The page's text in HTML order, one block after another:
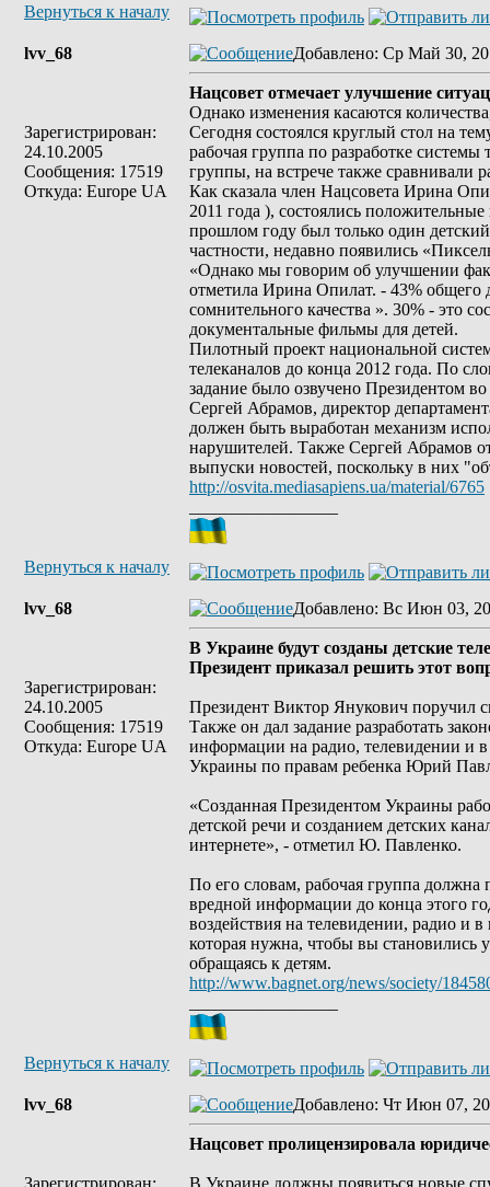
Вернуться к началу
lvv_68
Зарегистрирован:
24.10.2005
Сообщения: 17519
Откуда: Europe UA
Добавлено: Ср Май 30,
Нацсовет отмечает улучшение
Однако изменения касаются
Сегодня состоялся круглый стол на
рабочая группа по разработке
группы, на встрече также сравнивали
Как сказала член Нацсовета Ирина
2011 года ), состоялись
прошлом году был только один
частности, недавно появились
«Однако мы говорим об улучшении
отметила Ирина Опилат. - 43% общего
сомнительного качества ». 30% - это
документальные фильмы для детей.
Пилотный проект национальной
телеканалов до конца 2012 года. По
задание было озвучено Президентом
Сергей Абрамов, директор
должен быть выработан механизм
нарушителей. Также Сергей Абрамов
выпуски новостей, поскольку в них
http://osvita.mediasapiens.ua/material/6765
Вернуться к началу
lvv_68
Зарегистрирован:
24.10.2005
Сообщения: 17519
Откуда: Europe UA
Добавлено: Вс Июн 03,
В Украине будут созданы детские
Президент приказал решить этот
Президент Виктор Янукович поручил
Также он дал задание разработать
информации на радио, телевидении и
Украины по правам ребенка Юрий
«Созданная Президентом Украины
детской речи и созданием детских
интернете», - отметил Ю. Павленко.
По его словам, рабочая группа должна
вредной информации до конца этого
воздействия на телевидении, радио и
которая нужна, чтобы вы
обращаясь к детям.
http://www.bagnet.org/news/society/
Вернуться к началу
lvv_68
Зарегистрирован:
Добавлено: Чт Июн 07,
Нацсовет пролицензировала
В Украине должны появиться новые